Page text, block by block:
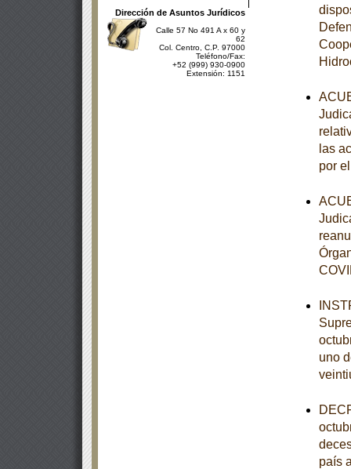
Dirección de Asuntos Jurídicos
Calle 57 No 491 A x 60 y
62
Col. Centro, C.P. 97000
Teléfono/Fax:
+52 (999) 930-0900
Extensión: 1151
las
por
uno
país